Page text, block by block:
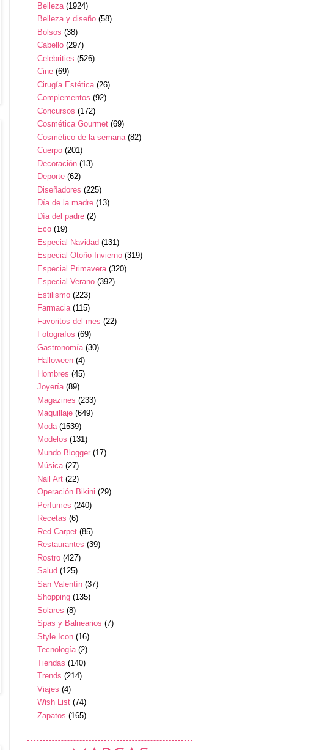
Belleza (1924)
Belleza y diseño (58)
Bolsos (38)
Cabello (297)
Celebrities (526)
Cine (69)
Cirugía Estética (26)
Complementos (92)
Concursos (172)
Cosmética Gourmet (69)
Cosmético de la semana (82)
Cuerpo (201)
Decoración (13)
Deporte (62)
Diseñadores (225)
Día de la madre (13)
Día del padre (2)
Eco (19)
Especial Navidad (131)
Especial Otoño-Invierno (319)
Especial Primavera (320)
Especial Verano (392)
Estilismo (223)
Farmacia (115)
Favoritos del mes (22)
Fotografos (69)
Gastronomía (30)
Halloween (4)
Hombres (45)
Joyería (89)
Magazines (233)
Maquillaje (649)
Moda (1539)
Modelos (131)
Mundo Blogger (17)
Música (27)
Nail Art (22)
Operación Bikini (29)
Perfumes (240)
Recetas (6)
Red Carpet (85)
Restaurantes (39)
Rostro (427)
Salud (125)
San Valentín (37)
Shopping (135)
Solares (8)
Spas y Balnearios (7)
Style Icon (16)
Tecnología (2)
Tiendas (140)
Trends (214)
Viajes (4)
Wish List (74)
Zapatos (165)